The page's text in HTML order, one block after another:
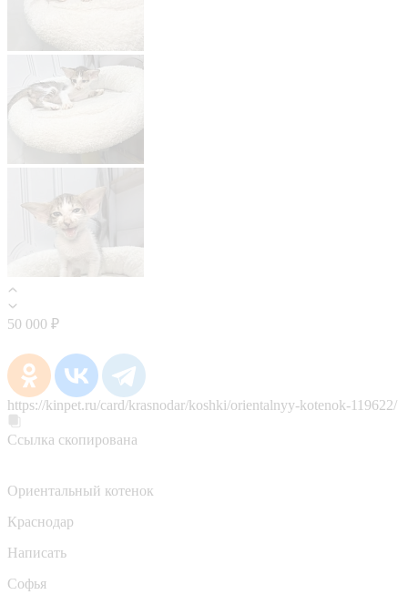
50 000 ₽
https://kinpet.ru/card/krasnodar/koshki/orientalnyy-kotenok-119622/
Ссылка скопирована
Ориентальный котенок
Краснодар
Написать
Софья